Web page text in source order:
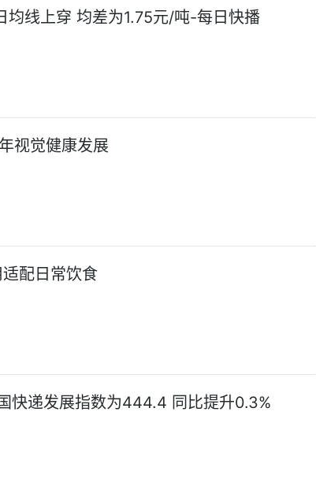
均线上穿 均差为1.75元/吨-每日快播
视觉健康发展
配日常饮食
快递发展指数为444.4 同比提升0.3%